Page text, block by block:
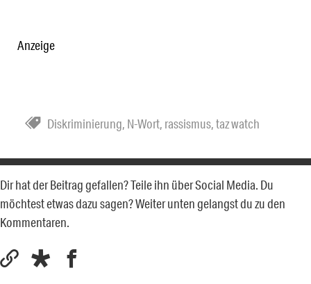
Anzeige
Diskriminierung, N-Wort, rassismus,taz watch
Dir hat der Beitrag gefallen? Teile ihn über Social Media. Du
möchtest etwas dazu sagen? Weiter unten gelangst du zu den
Kommentaren.